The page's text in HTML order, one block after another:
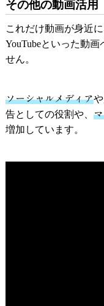
その他の動画活用
これだけ動画が身近
YouTubeといった動
せん。
ソーシャルメディア
告としての役割や、
増加しています。